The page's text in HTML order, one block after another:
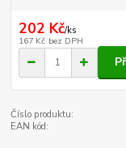
202 Kč/ks
167 Kč bez DPH
Číslo produktu:
EAN kód: